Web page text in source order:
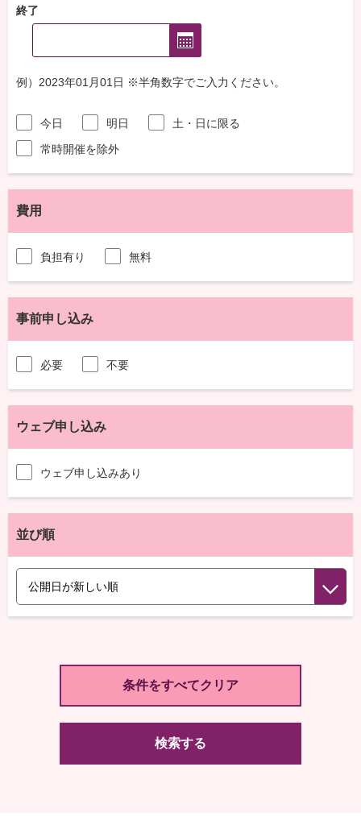
終了
例）2023年01月01日 ※半角数字でご入力ください。
今日 明日
土・日に限る
常時開催を除外
費用
負担有り 無料
事前申し込み
必要 不要
ウェブ申し込み
ウェブ申し込みあり
並び順
検索する